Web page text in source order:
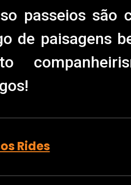
passeios são
de paisagens
Rides